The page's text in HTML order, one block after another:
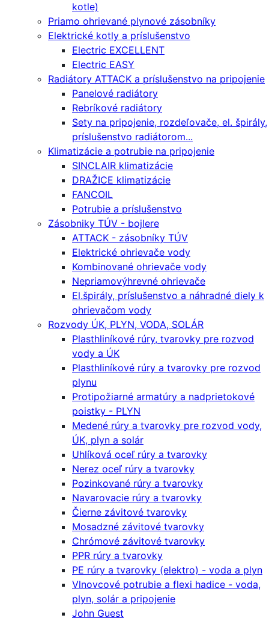
kotle)
Priamo ohrievané plynové zásobníky
Elektrické kotly a príslušenstvo
Electric EXCELLENT
Electric EASY
Radiátory ATTACK a príslušenstvo na pripojenie
Panelové radiátory
Rebríkové radiátory
Sety na pripojenie, rozdeľovače, el. špirály,
príslušenstvo radiátorom...
Klimatizácie a potrubie na pripojenie
SINCLAIR klimatizácie
DRAŽICE klimatizácie
FANCOIL
Potrubie a príslušenstvo
Zásobniky TÚV - bojlere
ATTACK - zásobníky TÚV
Elektrické ohrievače vody
Kombinované ohrievače vody
Nepriamovýhrevné ohrievače
El.špirály, príslušenstvo a náhradné diely k
ohrievačom vody
Rozvody ÚK, PLYN, VODA, SOLÁR
Plasthliníkové rúry, tvarovky pre rozvod
vody a ÚK
Plasthliníkové rúry a tvarovky pre rozvod
plynu
Protipožiarné armatúry a nadprietokové
poistky - PLYN
Medené rúry a tvarovky pre rozvod vody,
ÚK, plyn a solár
Uhlíková oceľ rúry a tvarovky
Nerez oceľ rúry a tvarovky
Pozinkované rúry a tvarovky
Navarovacie rúry a tvarovky
Čierne závitové tvarovky
Mosadzné závitové tvarovky
Chrómové závitové tvarovky
PPR rúry a tvarovky
PE rúry a tvarovky (elektro) - voda a plyn
Vlnovcové potrubie a flexi hadice - voda,
plyn, solár a pripojenie
John Guest